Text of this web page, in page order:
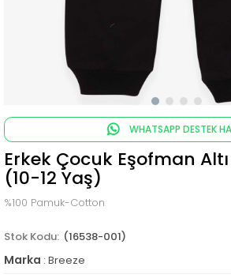
WHATSAPP DESTEK
Erkek Çocuk Eşofman Altı
(10-12 Yaş)
%100 Pamuk-Cotton
(16538-001)
Marka : Breeze